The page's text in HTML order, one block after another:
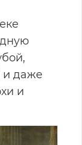
даже
и